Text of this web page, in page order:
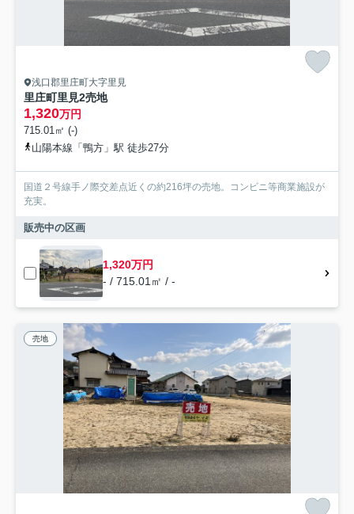
浅口郡里庄町大字里見
里庄町里見2売地
1,320万円
715.01㎡ (-)
山陽本線「鴨方」駅 徒歩27分
国道２号線手ノ際交差点近くの約216坪の売地。コンビニ等商業施設が
充実。
販売中の区画
1,320万円
- / 715.01㎡ / -
売地